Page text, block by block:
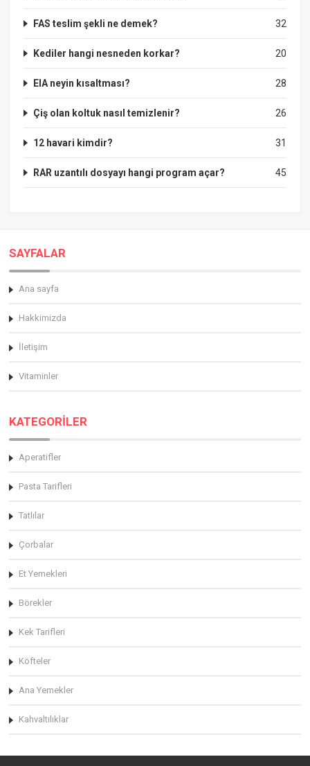
32
FAS teslim şekli ne demek?
20
Kediler hangi nesneden korkar?
28
EIA neyin kısaltması?
26
Çiş olan koltuk nasıl temizlenir?
31
12 havari kimdir?
45
RAR uzantılı dosyayı hangi program açar?
SAYFALAR
Ana sayfa
Hakkimizda
İletişim
Vitaminler
KATEGORİLER
Aperatifler
Pasta Tarifleri
Tatlılar
Çorbalar
Et Yemekleri
Börekler
Kek Tarifleri
Köfteler
Ana Yemekler
Kahvaltılıklar